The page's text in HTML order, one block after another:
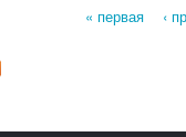
« первая ‹